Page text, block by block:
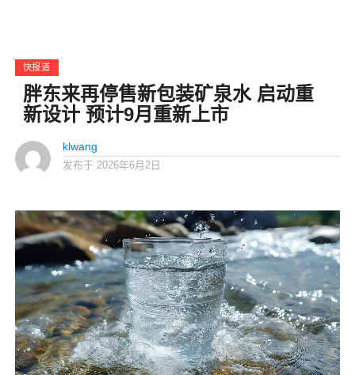
快报道
胖东来再停售新包装矿泉水 启动重
新设计 预计9月重新上市
klwang
发布于 2026年6月2日